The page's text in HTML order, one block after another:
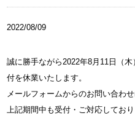
2022/08/09
誠に勝手ながら2022年8月11日（
付を休業いたします。
メールフォームからのお問い合わ
上記期間中も受付・ご対応しており